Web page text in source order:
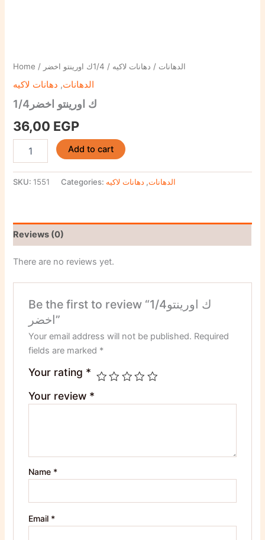
Home / الدهانات / دهانات لاكيه / 1/4ك اورينتو اخضر
الدهانات, دهانات لاكيه
1/4ك اورينتو اخضر
36,00 EGP
Add to cart
SKU:1551 Categories: الدهانات, دهانات لاكيه
Reviews (0)
There are no reviews yet.
Be the first to review “1/4ك اورينتو
اخضر”
Your email address will not be published. Required
fields are marked *
Your rating *
Your review *
Name *
Email *